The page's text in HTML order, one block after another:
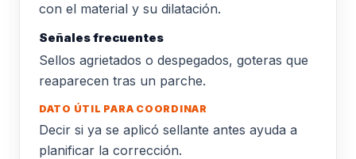
con el material y su dilatación.
Señales frecuentes
Sellos agrietados o despegados, goteras que
reaparecen tras un parche.
DATO ÚTIL PARA COORDINAR
Decir si ya se aplicó sellante antes ayuda a
planificar la corrección.